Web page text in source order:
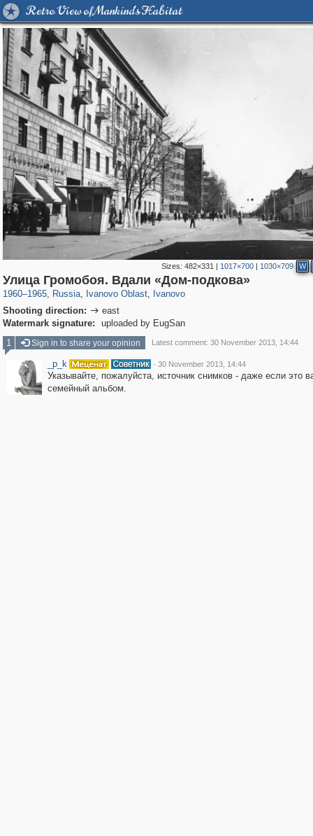
Retro View of Mankind's Habitat
Sizes:482×331 | 1017×700 | 1030×709 W
Улица Громобоя. Вдали «Дом-подкова»
1960–1965, Russia
1,406,849 29,243
, Ivanovo Oblast
16,460 257
, Ivanovo
5,699 96
Shooting direction:  east
Watermark signature:
uploaded by EugSan
1
Sign in to share your opinion Latest comment: 30 November 2013, 14:44
_p_k · 30 November 2013, 14:44
Указывайте, пожалуйста, источник снимков - даже если это
семейный альбом.